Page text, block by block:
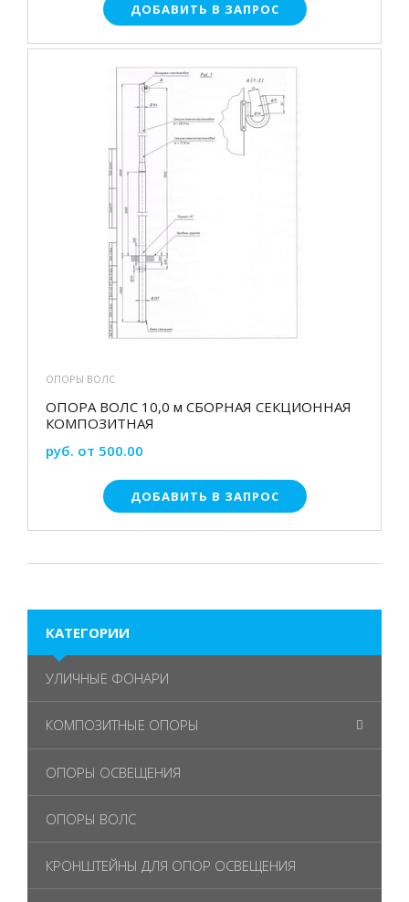
ДОБАВИТЬ В ЗАПРОС
ОПОРЫ ВОЛС
ОПОРА ВОЛС 10,0 м СБОРНАЯ СЕКЦИОННАЯ
КОМПОЗИТНАЯ
руб. от 500.00
ДОБАВИТЬ В ЗАПРОС
КАТЕГОРИИ
УЛИЧНЫЕ ФОНАРИ
КОМПОЗИТНЫЕ ОПОРЫ
ОПОРЫ ОСВЕЩЕНИЯ
ОПОРЫ ВОЛС
КРОНШТЕЙНЫ ДЛЯ ОПОР ОСВЕЩЕНИЯ